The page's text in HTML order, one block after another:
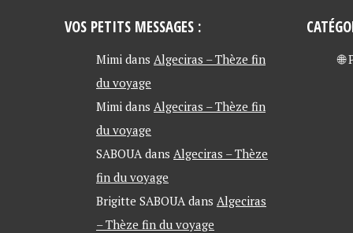
VOS PETITS MESSAGES :
Mimi dans Algeciras – Thèze fin
du voyage
Mimi dans Algeciras – Thèze fin
du voyage
SABOUAdans Algeciras – Thèze
fin du voyage
Brigitte SABOUAdans Algeciras
– Thèze fin du voyage
🌐